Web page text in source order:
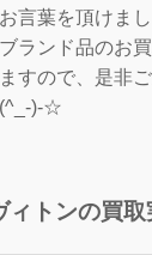
お言葉を頂けま
ブランド品のお
ますので、是非
(^_-)-☆
ィトンの買取